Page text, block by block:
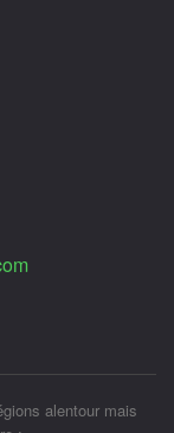
alentour mais